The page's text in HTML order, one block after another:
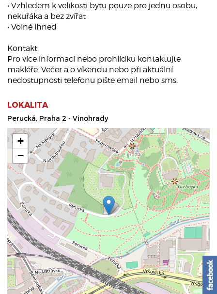
• Vzhledem k velikosti bytu pouze pro jednu osobu,
nekuřáka a bez zvířat
• Volné ihned
Kontakt
Pro více informací nebo prohlídku kontaktujte
makléře. Večer a o víkendu nebo při aktuální
nedostupnosti telefonu pište email nebo sms.
LOKALITA
Perucká, Praha 2 - Vinohrady
+
−